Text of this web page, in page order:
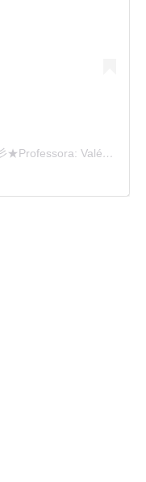
Uma publicação compartilhada por 彡★Professora: Valéria·.¸¸.· (@ensinandocomcarinho)